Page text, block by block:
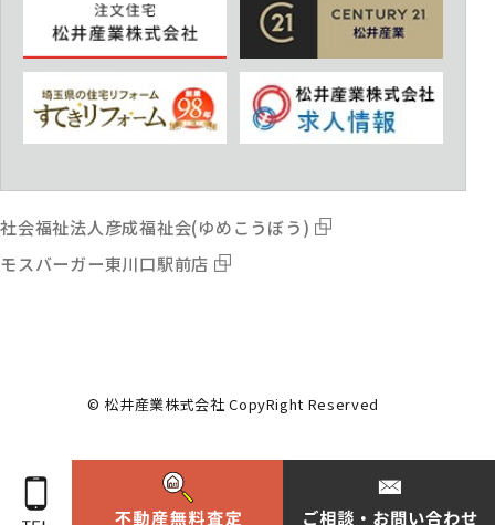
© 松井産業株式会社 CopyRight Reserved
社会福祉法人彦成福祉会(ゆめこうぼう)
モスバーガー東川口駅前店